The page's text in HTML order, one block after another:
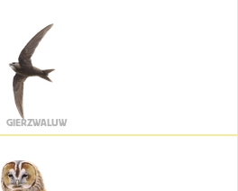
GIERZWALUW